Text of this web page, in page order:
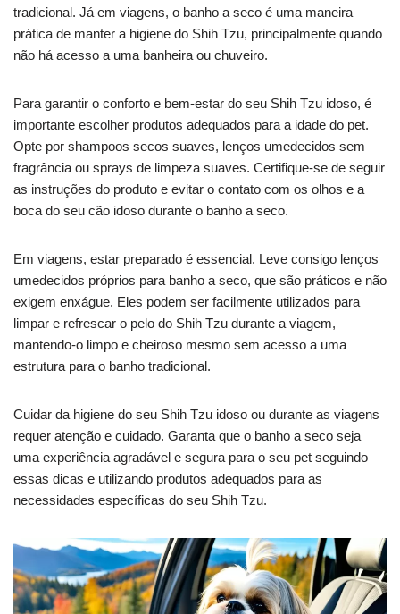
tradicional. Já em viagens, o banho a seco é uma maneira
prática de manter a higiene do Shih Tzu, principalmente quando
não há acesso a uma banheira ou chuveiro.
Para garantir o conforto e bem-estar do seu Shih Tzu idoso, é
importante escolher produtos adequados para a idade do pet.
Opte por shampoos secos suaves, lenços umedecidos sem
fragrância ou sprays de limpeza suaves. Certifique-se de seguir
as instruções do produto e evitar o contato com os olhos e a
boca do seu cão idoso durante o banho a seco.
Em viagens, estar preparado é essencial. Leve consigo lenços
umedecidos próprios para banho a seco, que são práticos e não
exigem enxágue. Eles podem ser facilmente utilizados para
limpar e refrescar o pelo do Shih Tzu durante a viagem,
mantendo-o limpo e cheiroso mesmo sem acesso a uma
estrutura para o banho tradicional.
Cuidar da higiene do seu Shih Tzu idoso ou durante as viagens
requer atenção e cuidado. Garanta que o banho a seco seja
uma experiência agradável e segura para o seu pet seguindo
essas dicas e utilizando produtos adequados para as
necessidades específicas do seu Shih Tzu.